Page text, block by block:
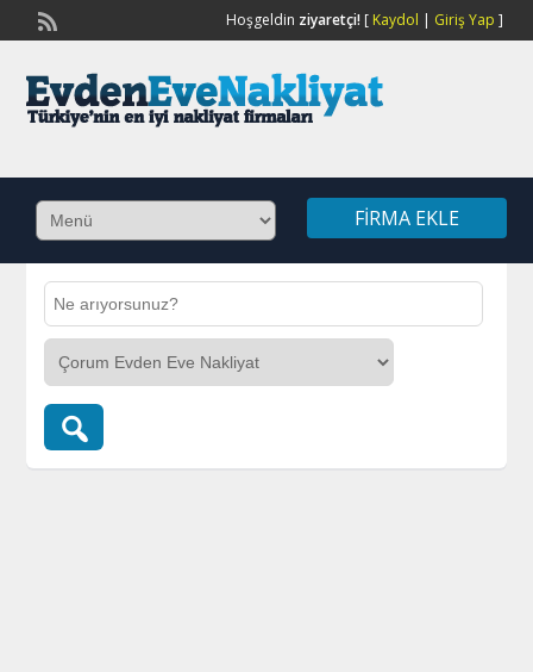
Hoşgeldin ziyaretçi![ Kaydol | Giriş Yap ]
FIRMA EKLE